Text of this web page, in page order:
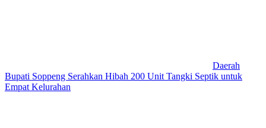
Daerah
Bupati Soppeng Serahkan Hibah 200 Unit Tangki Septik untuk
Empat Kelurahan